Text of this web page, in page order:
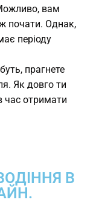
вам
почати. Однак,
періоду
прагнете
Як довго ти
час отримати
В